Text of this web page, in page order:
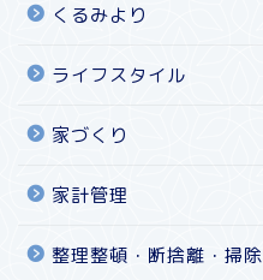
くるみより
ライフスタイル
家づくり
家計管理
整理整頓・断捨離・掃除